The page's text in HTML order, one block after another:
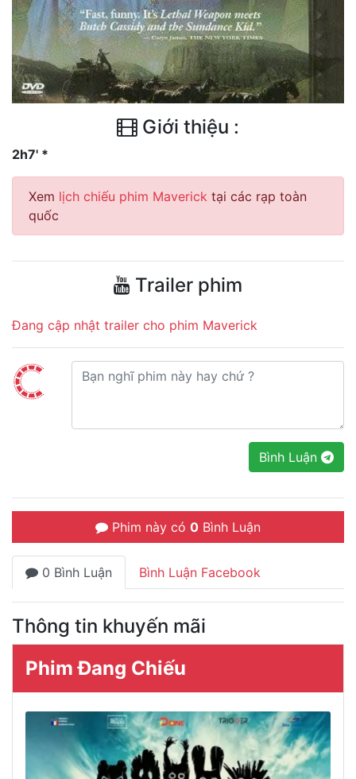
Giới thiệu :
2h7' *
Xem lịch chiếu phim Maverick tại các rạp toàn
quốc
Trailer phim
Đang cập nhật trailer cho phim Maverick
Bình Luận
Phim này có 0 Bình Luận
0 Bình Luận Bình Luận Facebook
Thông tin khuyến mãi
Phim Đang Chiếu